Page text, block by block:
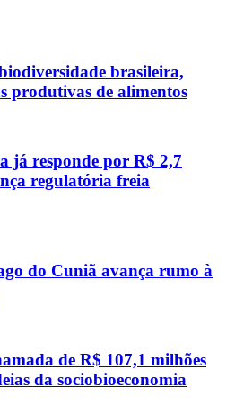
brasileira,
produtivas de alimentos
já responde por R$ 2,7
regulatória freia
do Cuniã avança rumo à
de R$ 107,1 milhões
da sociobioeconomia